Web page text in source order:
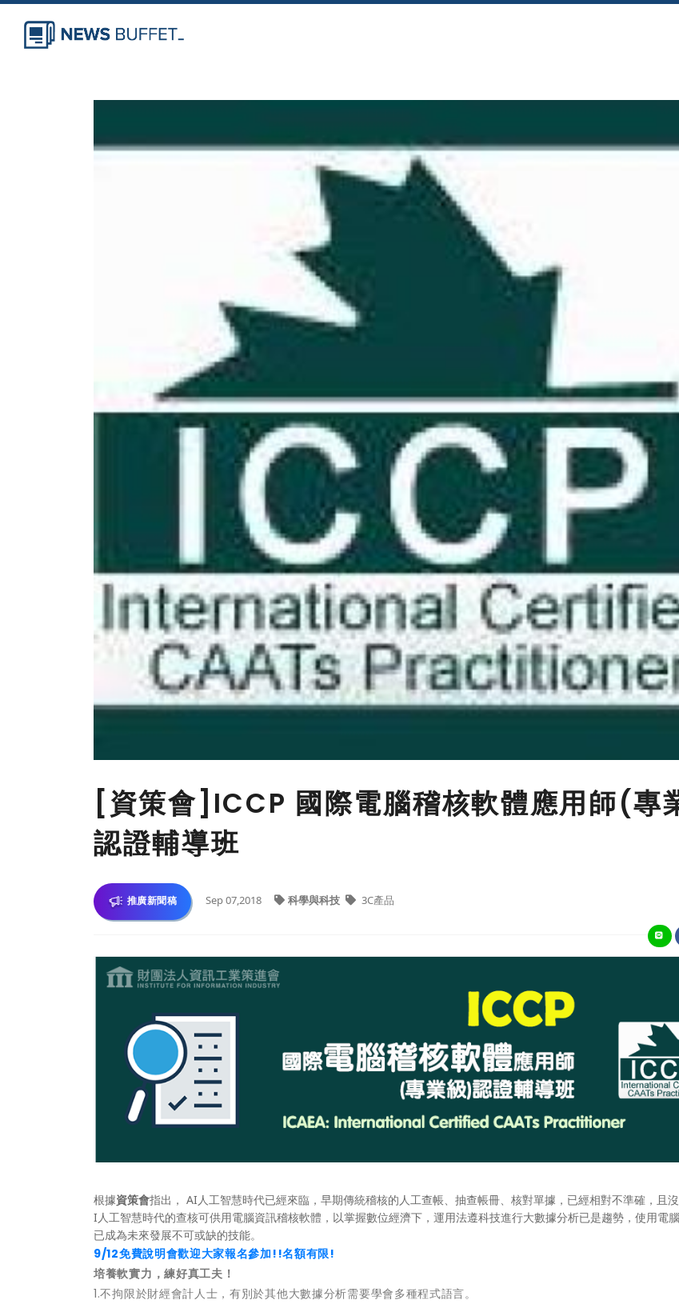
[資策會]ICCP 國際電腦稽核軟體應用師(專
認證輔導班
推廣新聞稿 Sep 07,2018 科學與科技 3C產品
根據資策會指出， AI人工智慧時代已經來臨，早期傳統稽核的人工查帳、抽查帳冊、核對單據，已經相對不準確，且
I人工智慧時代的查核可供用電腦資訊稽核軟體，以掌握數位經濟下，運用法遵科技進行大數據分析已是趨勢，使用電
已成為未來發展不可或缺的技能。
9/12免費說明會歡迎大家報名參加!!名額有限!
培養軟實力，練好真工夫！
1.不拘限於財經會計人士，有別於其他大數據分析需要學會多種程式語言。